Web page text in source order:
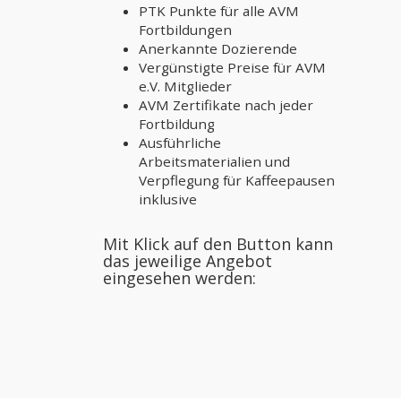
PTK Punkte für alle AVM
Fortbildungen
Anerkannte Dozierende
Vergünstigte Preise für AVM
e.V. Mitglieder
AVM Zertifikate nach jeder
Fortbildung
Ausführliche
Arbeitsmaterialien und
Verpflegung für Kaffeepausen
inklusive
Mit Klick auf den Button kann
das jeweilige Angebot
eingesehen werden: